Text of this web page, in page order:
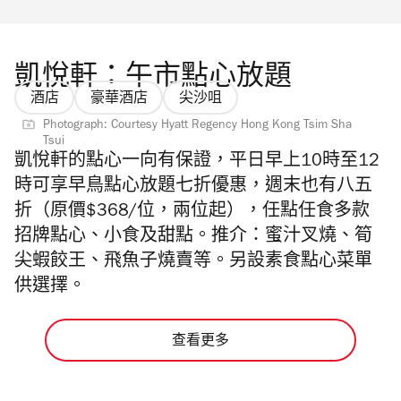
凱悅軒：午市點心放題
酒店 豪華酒店 尖沙咀
Photograph: Courtesy Hyatt Regency Hong Kong Tsim Sha
Tsui
凱悅軒的點心一向有保證，平日 早上10時至12
時可享早鳥點心放題七折優惠，週末也有八五
折（原價$368/位，兩位起），任點任食多款
招牌點心、 小食及甜點。推介 ：蜜汁叉燒、筍
尖蝦餃王、飛魚子燒賣等。 另設素食點心菜單
供選擇。
查看更多